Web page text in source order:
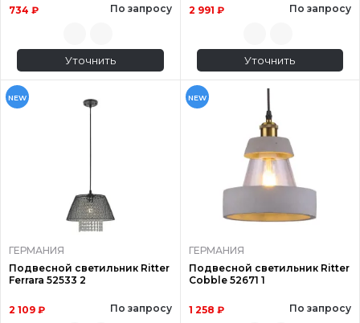
734 ₽ По запросу
Уточнить
2 991 ₽ По запросу
Уточнить
NEW
ГЕРМАНИЯ
Подвесной светильник Ritter
Ferrara 52533 2
2 109 ₽ По запросу
NEW
ГЕРМАНИЯ
Подвесной светильник Ritter
Cobble 52671 1
1 258 ₽ По запросу